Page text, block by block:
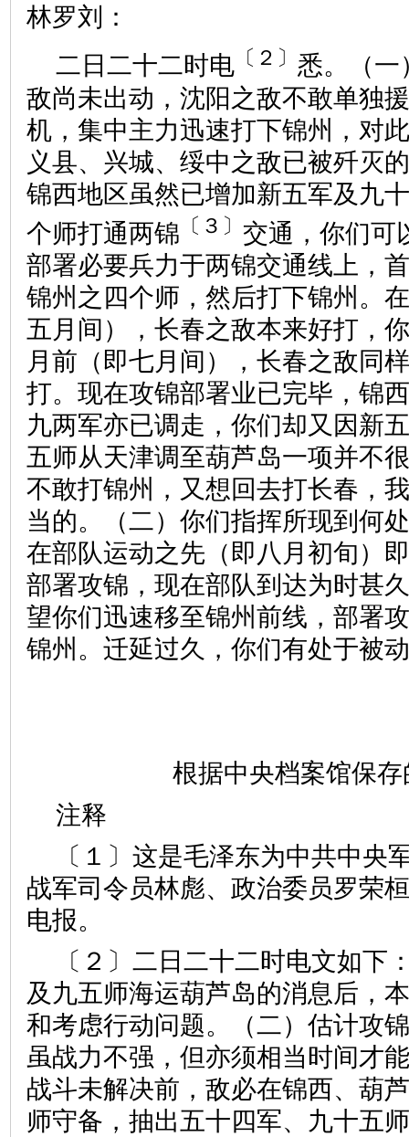
林罗刘：
二日二十二时电 〔２〕 悉。（一
敌尚未出动，沈阳之敌不敢单独
机，集中主力迅速打下锦州，对
义县、兴城、绥中之敌已被歼灭
锦西地区虽然已增加新五军及九
个师打通两锦 〔３〕 交通，你们可
部署必要兵力于两锦交通线上，
锦州之四个师，然后打下锦州。
五月间），长春之敌本来好打，
月前（即七月间），长春之敌同
打。现在攻锦部署业已完毕，锦
九两军亦已调走，你们却又因新
五师从天津调至葫芦岛一项并不
不敢打锦州，又想回去打长春，
当的。（二）你们指挥所现到何
在部队运动之先（即八月初旬）
部署攻锦，现在部队到达为时甚
望你们迅速移至锦州前线，部署
锦州。迁延过久，你们有处于被
根据中央档案馆保
注释
〔１〕这是毛泽东为中共中央
战军司令员林彪、政治委员罗荣
电报。
〔２〕二日二十二时电文如下
及九五师海运葫芦岛的消息后，
和考虑行动问题。（二）估计攻
虽战力不强，但亦须相当时间才
战斗未解决前，敌必在锦西、葫
师守备，抽出五十四军、九十五